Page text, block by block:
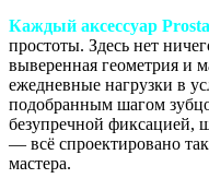
Каждый аксессуар
простоты. Здесь нет
выверенная геометрия и
ежедневные нагрузки в
подобранным шагом
безупречной фиксацией,
— всё спроектировано
мастера.